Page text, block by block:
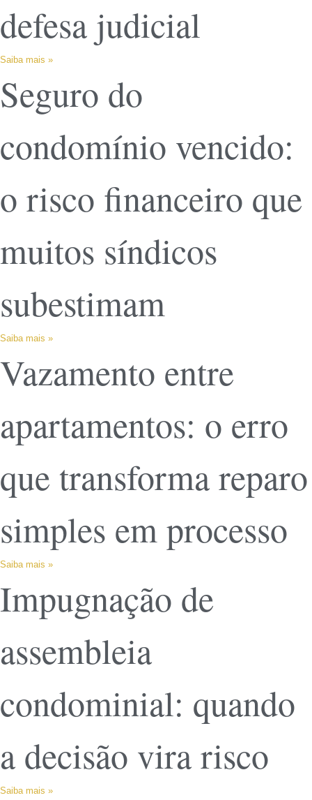
defesa judicial
Saiba mais »
Seguro do
condomínio vencido:
o risco financeiro que
muitos síndicos
subestimam
Saiba mais »
Vazamento entre
apartamentos: o erro
que transforma reparo
simples em processo
Saiba mais »
Impugnação de
assembleia
condominial: quando
a decisão vira risco
Saiba mais »